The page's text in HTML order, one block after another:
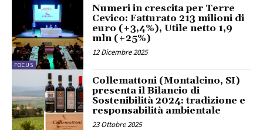
FOCUS
Numeri in crescita per Terre
Cevico: Fatturato 213 milioni di
euro (+3,4%), Utile netto 1,9
mln (+25%)
12 Dicembre 2025
Collemattoni (Montalcino, SI)
presenta il Bilancio di
Sostenibilità 2024: tradizione e
responsabilità ambientale
23 Ottobre 2025